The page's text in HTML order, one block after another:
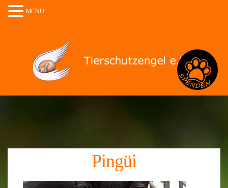
Pingüi
MENU